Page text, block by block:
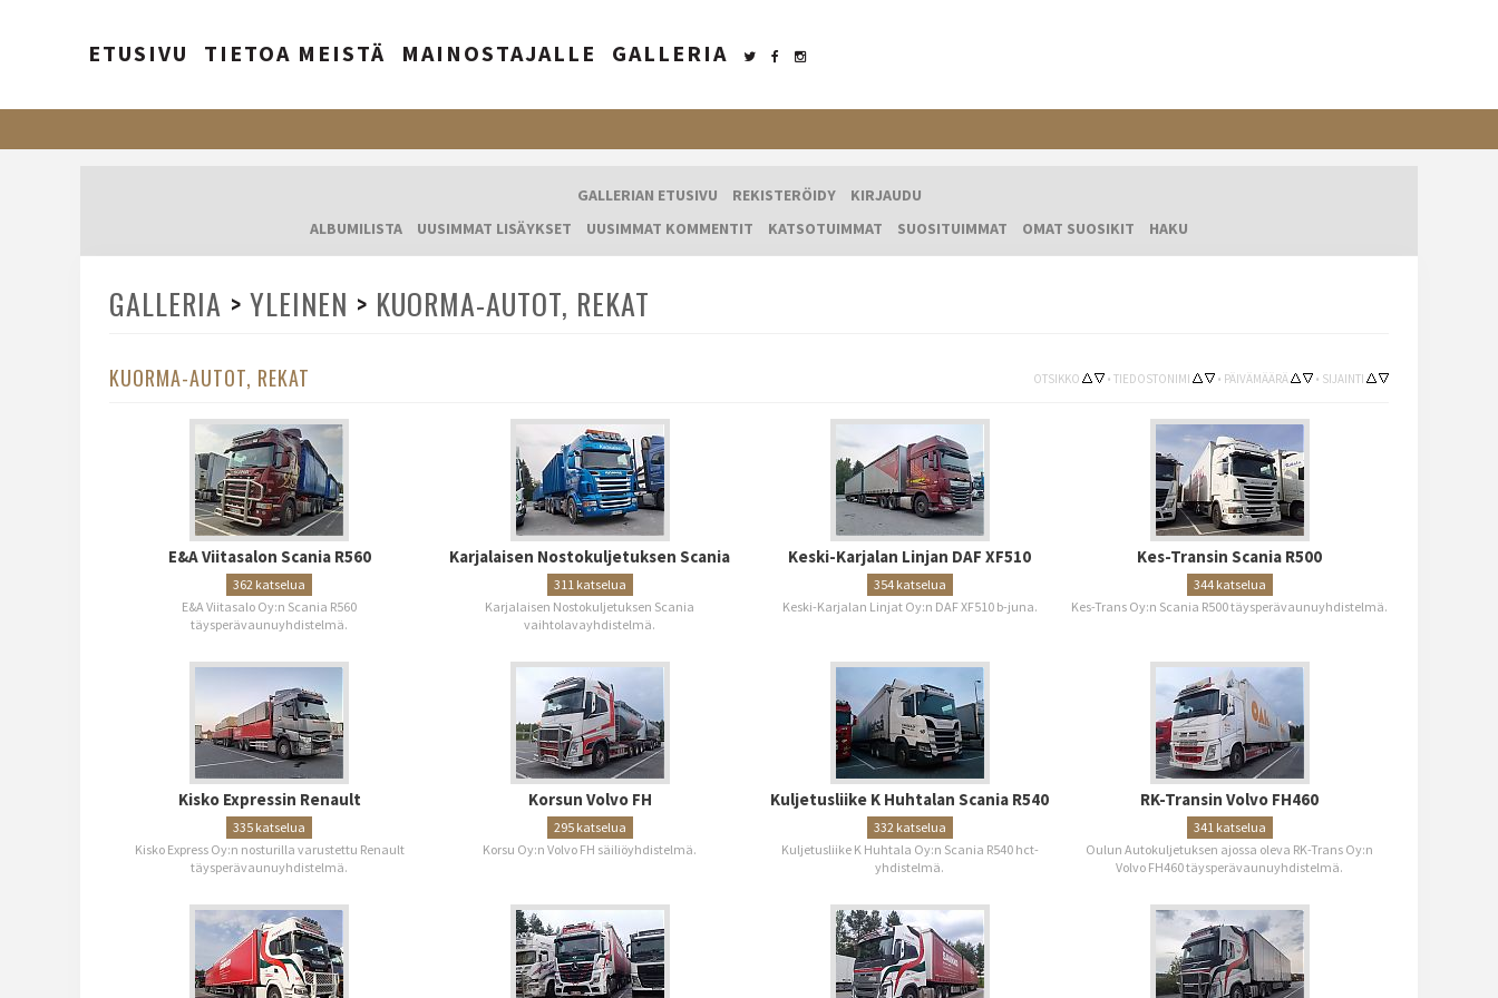
ETUSIVU TIETOA MEISTÄ MAINOSTAJALLE GALLERIA
GALLERIAN ETUSIVU REKISTERÖIDY
KIRJAUDU
ALBUMILISTA
UUSIMMAT LISÄYKSET UUSIMMAT KOMMENTIT KATSOTUIMMAT SUOSITUIMMAT OMAT SUOSIKIT HAKU
GALLERIA > YLEINEN > KUORMA-AUTOT, REKAT
KUORMA-AUTOT, REKAT OTSIKKO • TIEDOSTONIMI • PÄIVÄMÄÄRÄ • SIJAINTI
E&A Viitasalon Scania R560
362 katselua
E&A Viitasalo Oy:n Scania R560
täysperävaunuyhdistelmä.
Karjalaisen Nostokuljetuksen Scania
311 katselua
Karjalaisen Nostokuljetuksen Scania
vaihtolavayhdistelmä.
Keski-Karjalan Linjan DAF XF510
354 katselua
Keski-Karjalan Linjat Oy:n DAF XF510 b-juna.
Kes-Transin Scania R500
344 katselua
Kes-Trans Oy:n Scania R500 täysperävaunuyhdistelmä.
Kisko Expressin Renault
335 katselua
Kisko Express Oy:n nosturilla varustettu Renault
täysperävaunuyhdistelmä.
Korsun Volvo FH
295 katselua
Korsu Oy:n Volvo FH säiliöyhdistelmä.
Kuljetusliike K Huhtalan Scania R540
332 katselua
Kuljetusliike K Huhtala Oy:n Scania R540 hct-
yhdistelmä.
RK-Transin Volvo FH460
341 katselua
Oulun Autokuljetuksen ajossa oleva RK-Trans Oy:n
Volvo FH460 täysperävaunuyhdistelmä.